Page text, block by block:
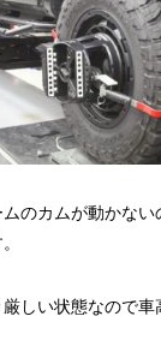
のカムが動かな
しい状態なので